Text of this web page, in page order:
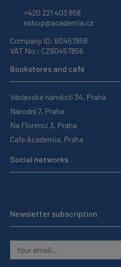
+420 221 403 858
eshop@academia.cz
Company ID: 60457856
VAT No.: CZ60457856
Bookstores and café
Václavské náměstí 34, Praha
Národní 7, Praha
Na Florenci 3, Praha
Cafe Academia, Praha
Social networks
Newsletter subscription